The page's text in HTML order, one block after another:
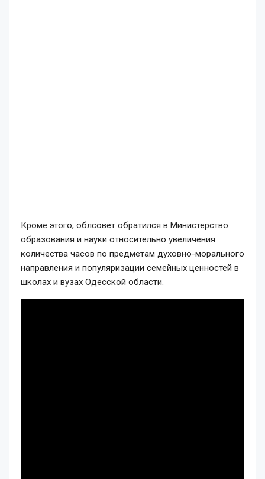
Кроме этого, облсовет обратился в Министерство
образования и науки относительно увеличения
количества часов по предметам духовно-морального
направления и популяризации семейных ценностей в
школах и вузах Одесской области.